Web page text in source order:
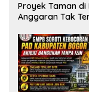
Proyek Taman di
Anggaran Tak